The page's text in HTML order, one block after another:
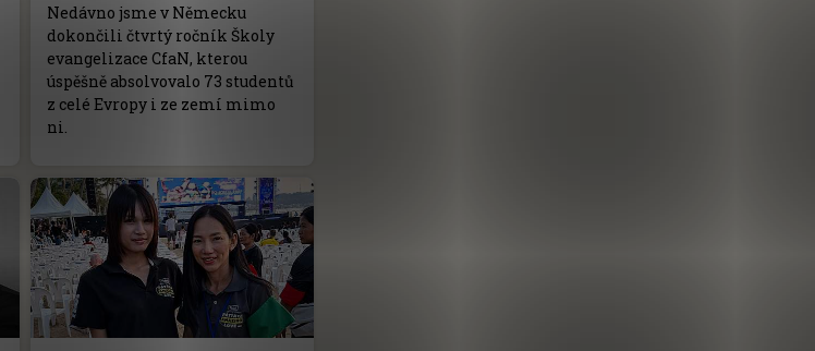
Nedávno jsme v Německu
dokončili čtvrtý ročník Školy
evangelizace CfaN, kterou
úspěšně absolvovalo 73 studentů
z celé Evropy i ze zemí mimo
ni.